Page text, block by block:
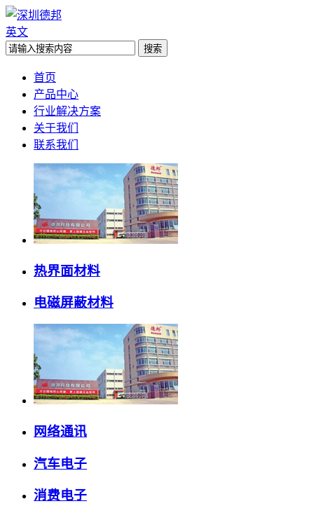
英文
首页
产品中心
行业解决方案
关于我们
联系我们
热界面材料
电磁屏蔽材料
网络通讯
汽车电子
消费电子